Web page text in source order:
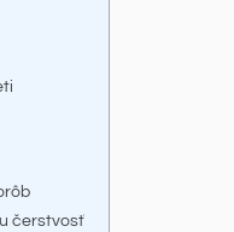
čerstvosť